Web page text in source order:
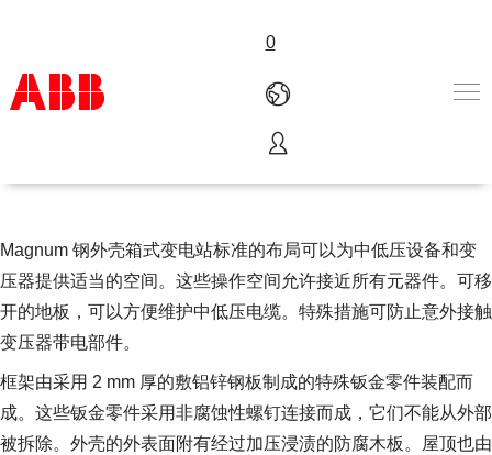
0
产品和解决方案
关于ABB
Where to buy
联系我们
职业
Magnum钢外壳箱式变电站
Magnum 钢外壳箱式变电站标准的布局可以为中低压设备和变
压器提供适当的空间。这些操作空间允许接近所有元器件。可移
开的地板，可以方便维护中低压电缆。特殊措施可防止意外接触
变压器带电部件。
框架由采用 2 mm 厚的敷铝锌钢板制成的特殊钣金零件装配而
成。这些钣金零件采用非腐蚀性螺钉连接而成，它们不能从外部
被拆除。外壳的外表面附有经过加压浸渍的防腐木板。屋顶也由